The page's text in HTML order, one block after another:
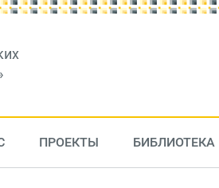
ПРОЕКТЫ БИБЛИОТЕКА